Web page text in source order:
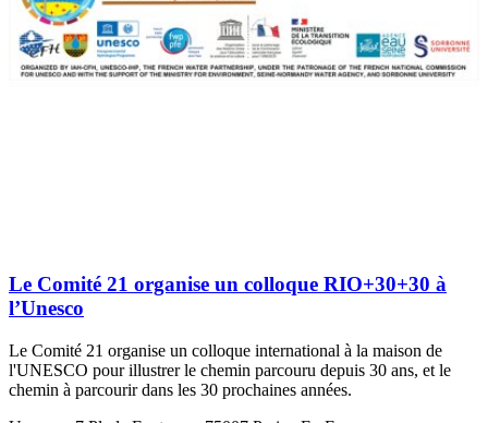
Le Comité 21 organise un colloque RIO+30+30 à
l’Unesco
Le Comité 21 organise un colloque international à la maison de
l'UNESCO pour illustrer le chemin parcouru depuis 30 ans, et le
chemin à parcourir dans les 30 prochaines années.